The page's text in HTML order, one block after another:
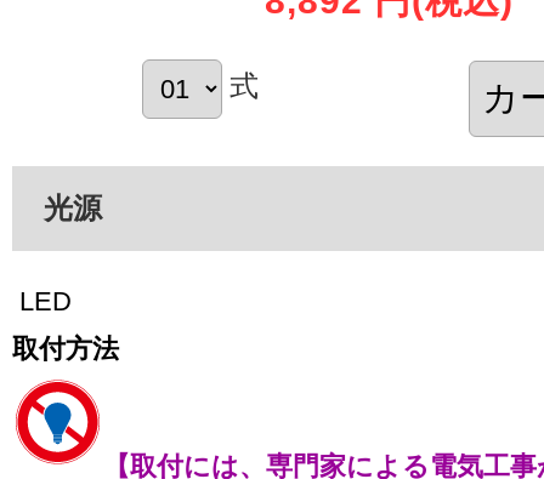
式
光源
LED
取付方法
【取付には、専門家による電気工